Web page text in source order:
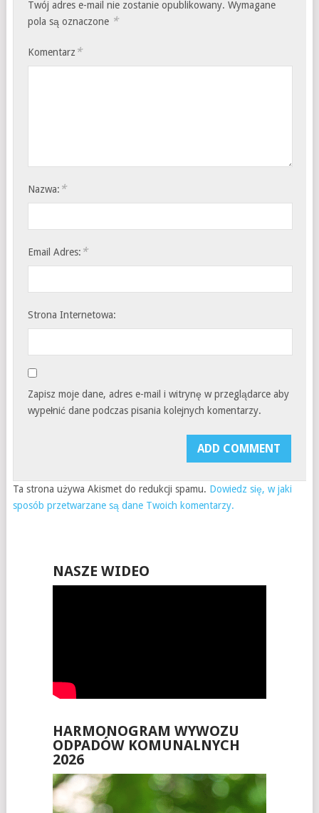
Twój adres e-mail nie zostanie opublikowany. Wymagane
pola są oznaczone *
Komentarz *
Nazwa: *
Email Adres: *
Strona Internetowa:
Zapisz moje dane, adres e-mail i witrynę w przeglądarce aby
wypełnić dane podczas pisania kolejnych komentarzy.
Ta strona używa Akismet do redukcji spamu. Dowiedz się, w jaki
sposób przetwarzane są dane Twoich komentarzy.
NASZE WIDEO
HARMONOGRAM WYWOZU
ODPADÓW KOMUNALNYCH
2026